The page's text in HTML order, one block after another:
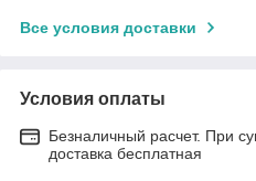
Все условия доставки
Условия оплаты
Безналичный расчет. При
доставка бесплатная